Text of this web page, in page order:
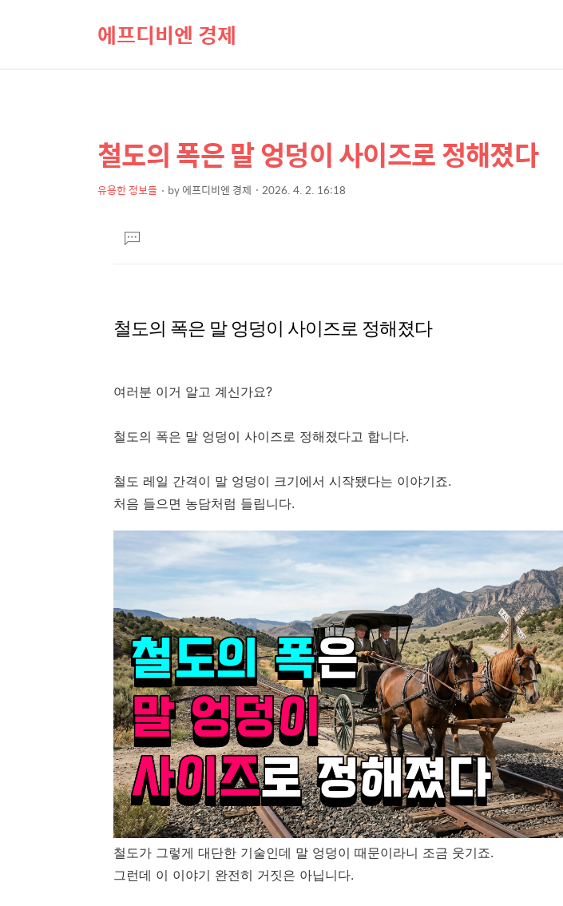
에프디비엔 경제
상
세
컨
본
문
제
철도의 폭은 말 엉덩이 사이즈로 정해졌다
유용한 정보들 by에프디비엔 경제 2026. 4. 2. 16:18
댓
글
철도의 폭은 말 엉덩이 사이즈로 정해졌다
여러분 이거 알고 계신가요?
철도의 폭은 말 엉덩이 사이즈로 정해졌다고 합니다.
철도 레일 간격이 말 엉덩이 크기에서 시작됐다는 이야기죠.
처음 들으면 농담처럼 들립니다.
철도가 그렇게 대단한 기술인데 말 엉덩이 때문이라니 조금 웃기죠.
그런데 이 이야기 완전히 거짓은 아닙니다.